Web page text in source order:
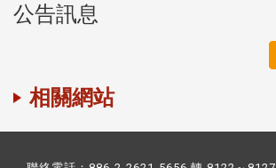
公告訊息
相關網站